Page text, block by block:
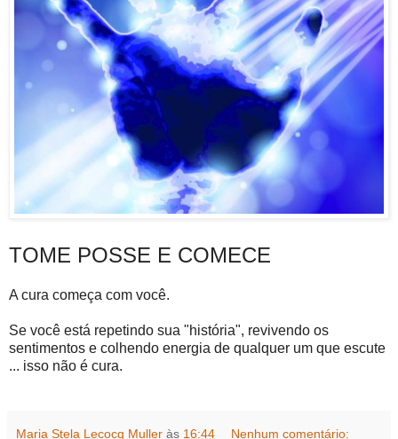
TOME POSSE E COMECE
A cura começa com você.
Se você está repetindo sua "história", revivendo os
sentimentos e colhendo energia de qualquer um que escute
... isso não é cura.
Maria Stela Lecocq Muller às 16:44 Nenhum comentário: